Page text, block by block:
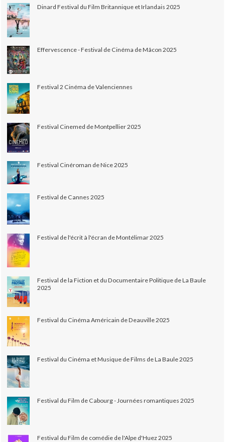
Dinard Festival du Film Britannique et Irlandais 2025
Effervescence - Festival de Cinéma de Mâcon 2025
Festival 2 Cinéma de Valenciennes
Festival Cinemed de Montpellier 2025
Festival Cinéroman de Nice 2025
Festival de Cannes 2025
Festival de l'écrit à l'écran de Montélimar 2025
Festival de la Fiction et du Documentaire Politique de La Baule
2025
Festival du Cinéma Américain de Deauville 2025
Festival du Cinéma et Musique de Films de La Baule 2025
Festival du Film de Cabourg - Journées romantiques 2025
Festival du Film de comédie de l'Alpe d'Huez 2025